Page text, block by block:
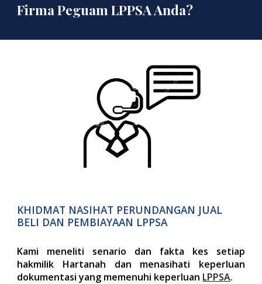
Firma Peguam LPPSA Anda?
KHIDMAT NASIHAT PERUNDANGAN JUAL
BELI DAN PEMBIAYAAN LPPSA
Kami meneliti senario dan fakta kes setiap
hakmilik Hartanah dan menasihati keperluan
dokumentasi yang memenuhi keperluan LPPSA.